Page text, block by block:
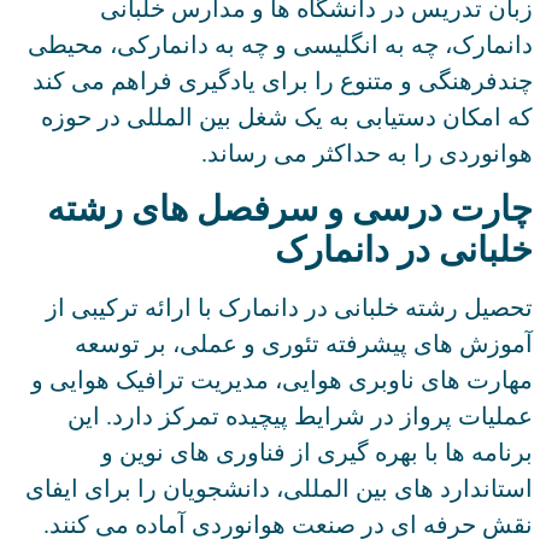
زبان تدریس در دانشگاه ها و مدارس خلبانی
دانمارک، چه به انگلیسی و چه به دانمارکی، محیطی
چندفرهنگی و متنوع را برای یادگیری فراهم می کند
که امکان دستیابی به یک شغل بین المللی در حوزه
هوانوردی را به حداکثر می رساند.
چارت درسی و سرفصل های رشته
خلبانی در دانمارک
تحصیل رشته خلبانی در دانمارک با ارائه ترکیبی از
آموزش های پیشرفته تئوری و عملی، بر توسعه
مهارت های ناوبری هوایی، مدیریت ترافیک هوایی و
عملیات پرواز در شرایط پیچیده تمرکز دارد. این
برنامه ها با بهره گیری از فناوری های نوین و
استاندارد های بین المللی، دانشجویان را برای ایفای
نقش حرفه ای در صنعت هوانوردی آماده می کنند.